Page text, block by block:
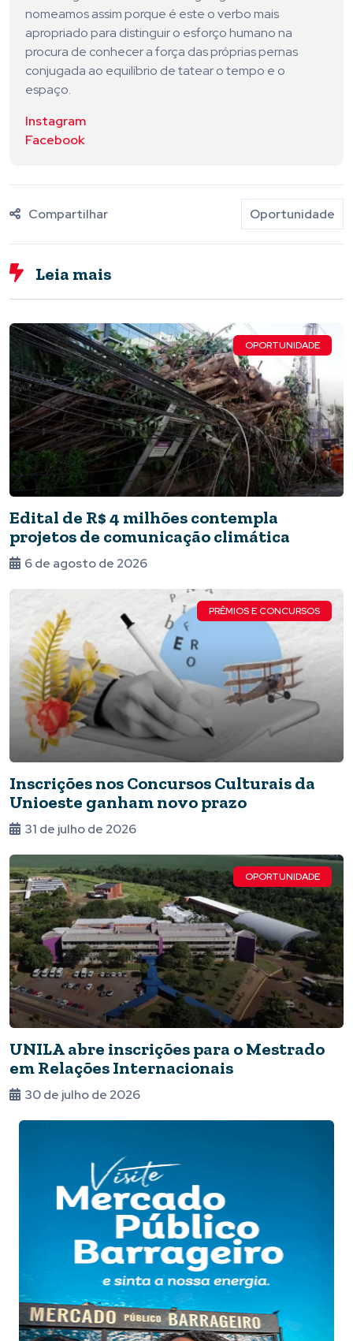
nomeamos assim porque é este o verbo mais
apropriado para distinguir o esforço humano na
procura de conhecer a força das próprias pernas
conjugada ao equilíbrio de tatear o tempo e o
espaço.
Instagram
Facebook
Compartilhar Oportunidade
Leia mais
OPORTUNIDADE
Edital de R$ 4 milhões contempla
projetos de comunicação climática
6 de agosto de 2026
PRÊMIOS E CONCURSOS
Inscrições nos Concursos Culturais da
Unioeste ganham novo prazo
31 de julho de 2026
OPORTUNIDADE
UNILA abre inscrições para o Mestrado
em Relações Internacionais
30 de julho de 2026